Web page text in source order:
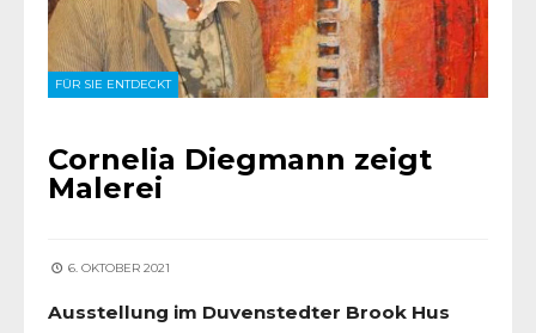
FÜR SIE ENTDECKT
Cornelia Diegmann zeigt
Malerei
6. OKTOBER 2021
Ausstellung im Duvenstedter Brook Hus